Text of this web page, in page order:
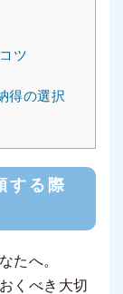
ツ
得の選択
する際
たへ。
くべき大切